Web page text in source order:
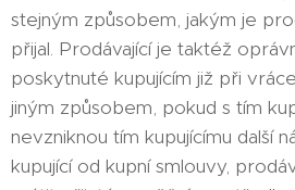
stejným způsobem, jakým je
přijal. Prodávající je taktéž
poskytnuté kupujícím již při
jiným způsobem, pokud s tím
nevzniknou tím kupujícímu další
kupující od kupní smlouvy,